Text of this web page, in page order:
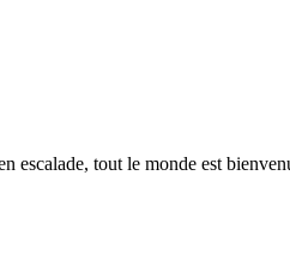
escalade, tout le monde est